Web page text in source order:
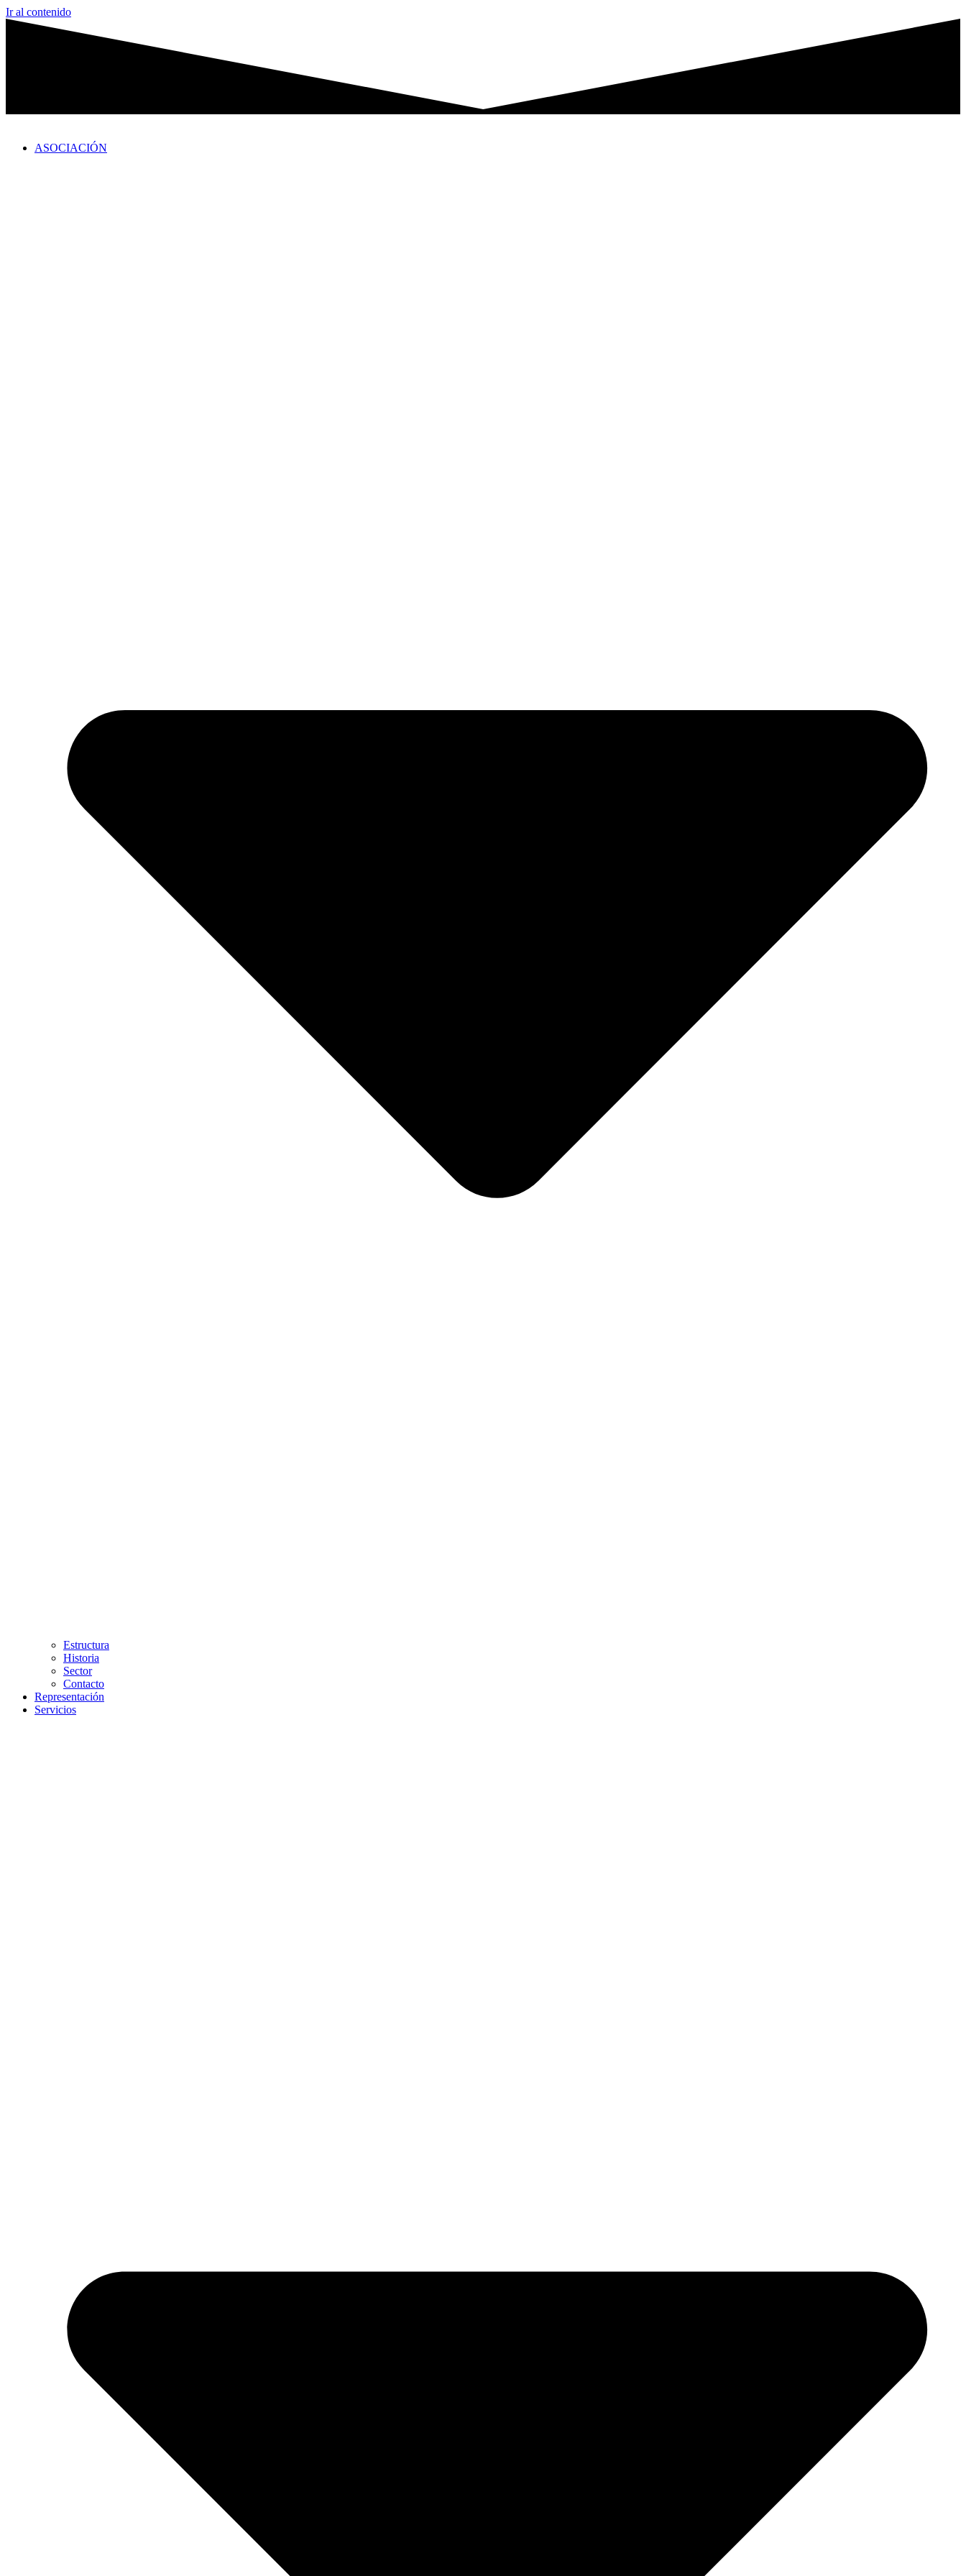
Ir al contenido
ASOCIACIÓN
Estructura
Historia
Sector
Contacto
Representación
Servicios